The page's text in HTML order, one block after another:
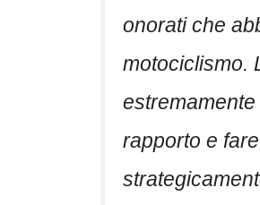
onorati che
motociclismo.
rapporto e